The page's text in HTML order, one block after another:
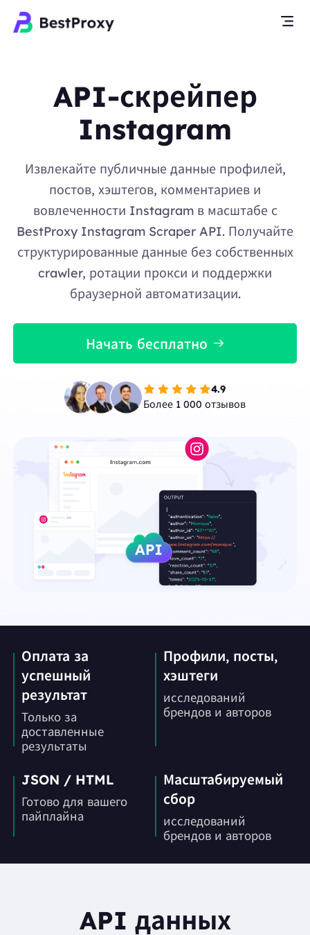
API-скрейпер
Instagram
Извлекайте публичные данные профилей,
постов, хэштегов, комментариев и
вовлеченности Instagram в масштабе с
BestProxy Instagram Scraper API. Получайте
структурированные данные без собственных
crawler, ротации прокси и поддержки
браузерной автоматизации.
Начать бесплатно
4.9
Более 1 000 отзывов
Оплата за
успешный
результат
Только за
доставленные
результаты
Профили, посты,
хэштеги
исследований
брендов и авторов
JSON / HTML
Готово для вашего
пайплайна
Масштабируемый
сбор
исследований
брендов и авторов
API данных